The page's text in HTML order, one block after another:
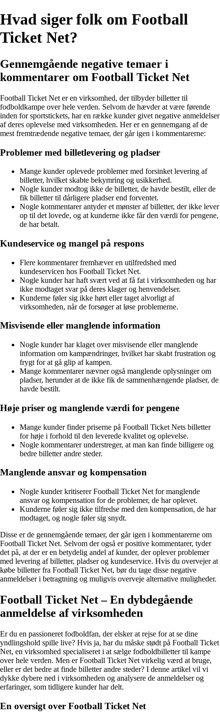
Hvad siger folk om Football
Ticket Net?
Gennemgående negative temaer i
kommentarer om Football Ticket Net
Football Ticket Net er en virksomhed, der tilbyder billetter til
fodboldkampe over hele verden. Selvom de hævder at være førende
inden for sportstickets, har en række kunder givet negative anmeldelser
af deres oplevelse med virksomheden. Her er en gennemgang af de
mest fremtrædende negative temaer, der går igen i kommentarerne:
Problemer med billetlevering og pladser
Mange kunder oplevede problemer med forsinket levering af
billetter, hvilket skabte bekymring og usikkerhed.
Nogle kunder modtog ikke de billetter, de havde bestilt, eller de
fik billetter til dårligere pladser end forventet.
Nogle kommentarer antyder et mønster af billetter, der ikke lever
op til det lovede, og at kunderne ikke får den værdi for pengene,
de har betalt.
Kundeservice og mangel på respons
Flere kommentarer fremhæver en utilfredshed med
kundeservicen hos Football Ticket Net.
Nogle kunder har haft svært ved at få fat i virksomheden og har
ikke modtaget svar på deres klager og henvendelser.
Kunderne føler sig ikke hørt eller taget alvorligt af
virksomheden, når de forsøger at løse problemerne.
Misvisende eller manglende information
Nogle kunder har klaget over misvisende eller manglende
information om kampændringer, hvilket har skabt frustration og
frygt for at gå glip af kampen.
Mange kommentarer nævner også manglende oplysninger om
pladser, herunder at de ikke fik de sammenhængende pladser, de
havde bestilt.
Høje priser og manglende værdi for pengene
Mange kunder finder priserne på Football Ticket Nets billetter
for høje i forhold til den leverede kvalitet og oplevelse.
Nogle kommentarer understreger, at man kan finde billigere og
bedre billetter andre steder.
Manglende ansvar og kompensation
Nogle kunder kritiserer Football Ticket Net for manglende
ansvar og kompensation for de problemer, de har oplevet.
Kunderne føler sig ikke tilfredse med den kompensation, de har
modtaget, og nogle føler sig snydt.
Disse er de gennemgående temaer, der går igen i kommentarerne om
Football Ticket Net. Selvom der også er positive kommentarer, tyder
det på, at der er en betydelig andel af kunder, der oplever problemer
med levering af billetter, pladser og kundeservice. Hvis du overvejer at
købe billetter fra Football Ticket Net, bør du tage disse negative
anmeldelser i betragtning og muligvis overveje alternative muligheder.
Football Ticket Net – En dybdegående
anmeldelse af virksomheden
Er du en passioneret fodboldfan, der elsker at rejse for at se dine
yndlingshold spille live? Hvis ja, har du måske stødt på Football Ticket
Net, en virksomhed specialiseret i at sælge fodboldbilletter til kampe
over hele verden. Men er Football Ticket Net virkelig værd at bruge,
eller er det bedre at finde billetter andre steder? I denne artikel vil vi
dykke dybere ned i virksomheden og analysere de anmeldelser og
erfaringer, som tidligere kunder har delt.
En oversigt over Football Ticket Net